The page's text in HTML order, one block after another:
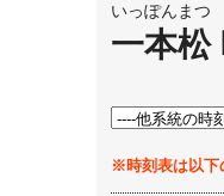
いっぽんまつ
一本松
※時刻表は以下